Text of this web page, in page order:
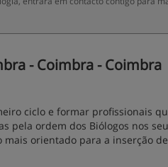
- Coimbra - Coimbra
ciclo e formar profissionais
pela ordem dos Biólogos nos
mais orientado para a inserção de